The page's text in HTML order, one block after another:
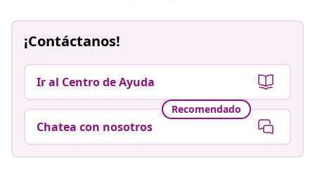
¡Contáctanos!
Ir al Centro de Ayuda
Recomendado
Chatea con nosotros